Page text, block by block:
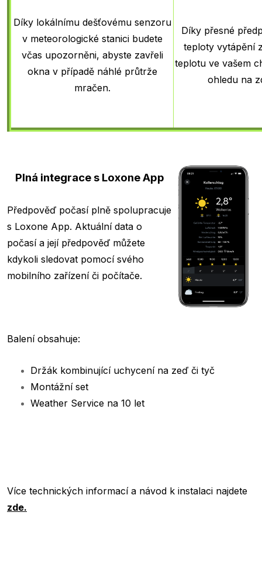
Díky lokálnímu dešťovému senzoru
v meteorologické stanici budete
včas upozorněni, abyste zavřeli
okna v případě náhlé průtrže
mračen.
Díky přesné
teploty vytápění
teplotu ve vašem
ohledu na
Plná integrace s Loxone App
Předpověď počasí plně spolupracuje
s Loxone App. Aktuální data o
počasí a její předpověď můžete
kdykoli sledovat pomocí svého
mobilního zařízení či počítače.
Balení obsahuje:
Držák kombinující uchycení na zeď či tyč
Montážní set
Weather Service na 10 let
Více technických informací a návod k instalaci najdete
zde.